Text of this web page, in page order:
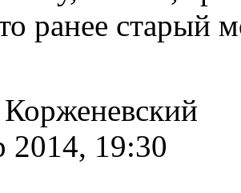
ранее
2014, 19:30